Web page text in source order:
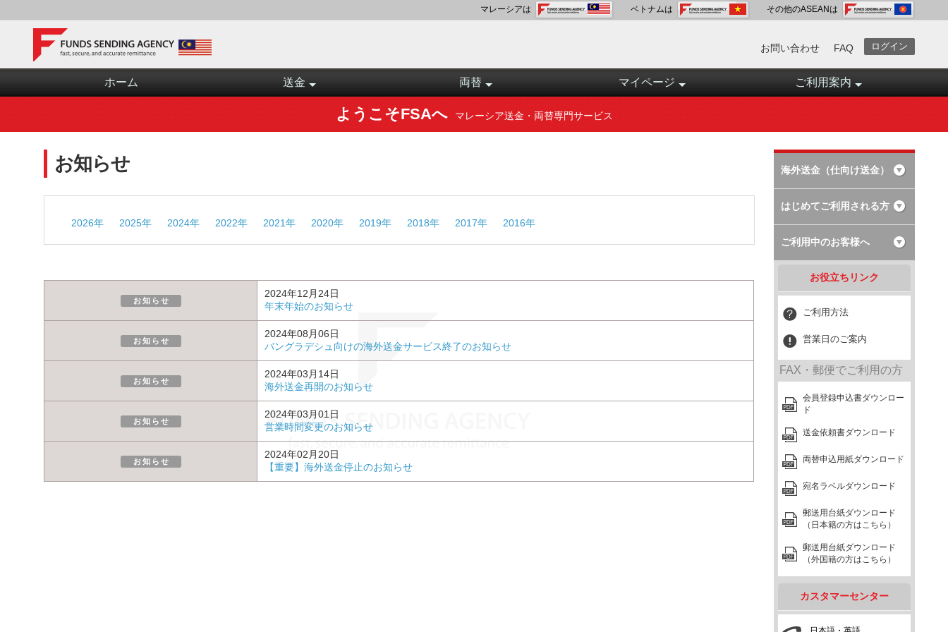
マレーシアは ベトナムは その他のASEANは
お問い合わせ FAQ ログイン
ホーム 送金 両替 マイページ ご利用案内
ようこそFSAへ マレーシア送金・両替専門サービス
お知らせ
2026年 2025年 2024年 2022年 2021年 2020年 2019年 2018年 2017年 2016年
お知らせ
2024年12月24日
年末年始のお知らせ
お知らせ
2024年08月06日
バングラデシュ向けの海外送金サービス終了のお知らせ
お知らせ
2024年03月14日
海外送金再開のお知らせ
お知らせ
2024年03月01日
営業時間変更のお知らせ
お知らせ
2024年02月20日
【重要】海外送金停止のお知らせ
海外送金（仕向け送金）
はじめてご利用される方
ご利用中のお客様へ
お役立ちリンク
ご利用方法
営業日のご案内
FAX・郵便でご利用の方
会員登録申込書ダウンロー
ド
送金依頼書ダウンロード
両替申込用紙ダウンロード
宛名ラベルダウンロード
郵送用台紙ダウンロード
（日本籍の方はこちら）
郵送用台紙ダウンロード
（外国籍の方はこちら）
カスタマーセンター